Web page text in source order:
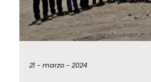
21 -marzo -2024